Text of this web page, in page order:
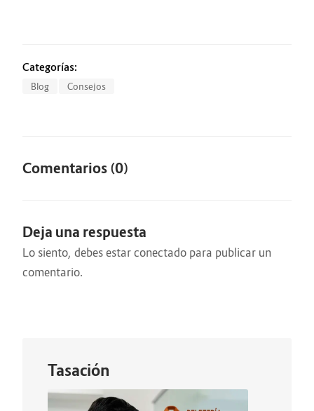
Categorías:
Blog Consejos
Comentarios (0)
Deja una respuesta
Lo siento, debes estar conectado para publicar un
comentario.
Tasación